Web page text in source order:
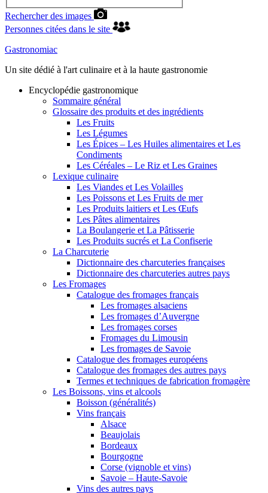
Rechercher des images
Personnes citées dans le site
Gastronomiac
Un site dédié à l'art culinaire et à la haute gastronomie
Encyclopédie gastronomique
Sommaire général
Glossaire des produits et des ingrédients
Les Fruits
Les Légumes
Les Épices – Les Huiles alimentaires et Les
Condiments
Les Céréales – Le Riz et Les Graines
Lexique culinaire
Les Viandes et Les Volailles
Les Poissons et Les Fruits de mer
Les Produits laitiers et Les Œufs
Les Pâtes alimentaires
La Boulangerie et La Pâtisserie
Les Produits sucrés et La Confiserie
La Charcuterie
Dictionnaire des charcuteries françaises
Dictionnaire des charcuteries autres pays
Les Fromages
Catalogue des fromages français
Les fromages alsaciens
Les fromages d’Auvergne
Les fromages corses
Fromages du Limousin
Les fromages de Savoie
Catalogue des fromages européens
Catalogue des fromages des autres pays
Termes et techniques de fabrication fromagère
Les Boissons, vins et alcools
Boisson (généralités)
Vins français
Alsace
Beaujolais
Bordeaux
Bourgogne
Corse (vignoble et vins)
Savoie – Haute-Savoie
Vins des autres pays